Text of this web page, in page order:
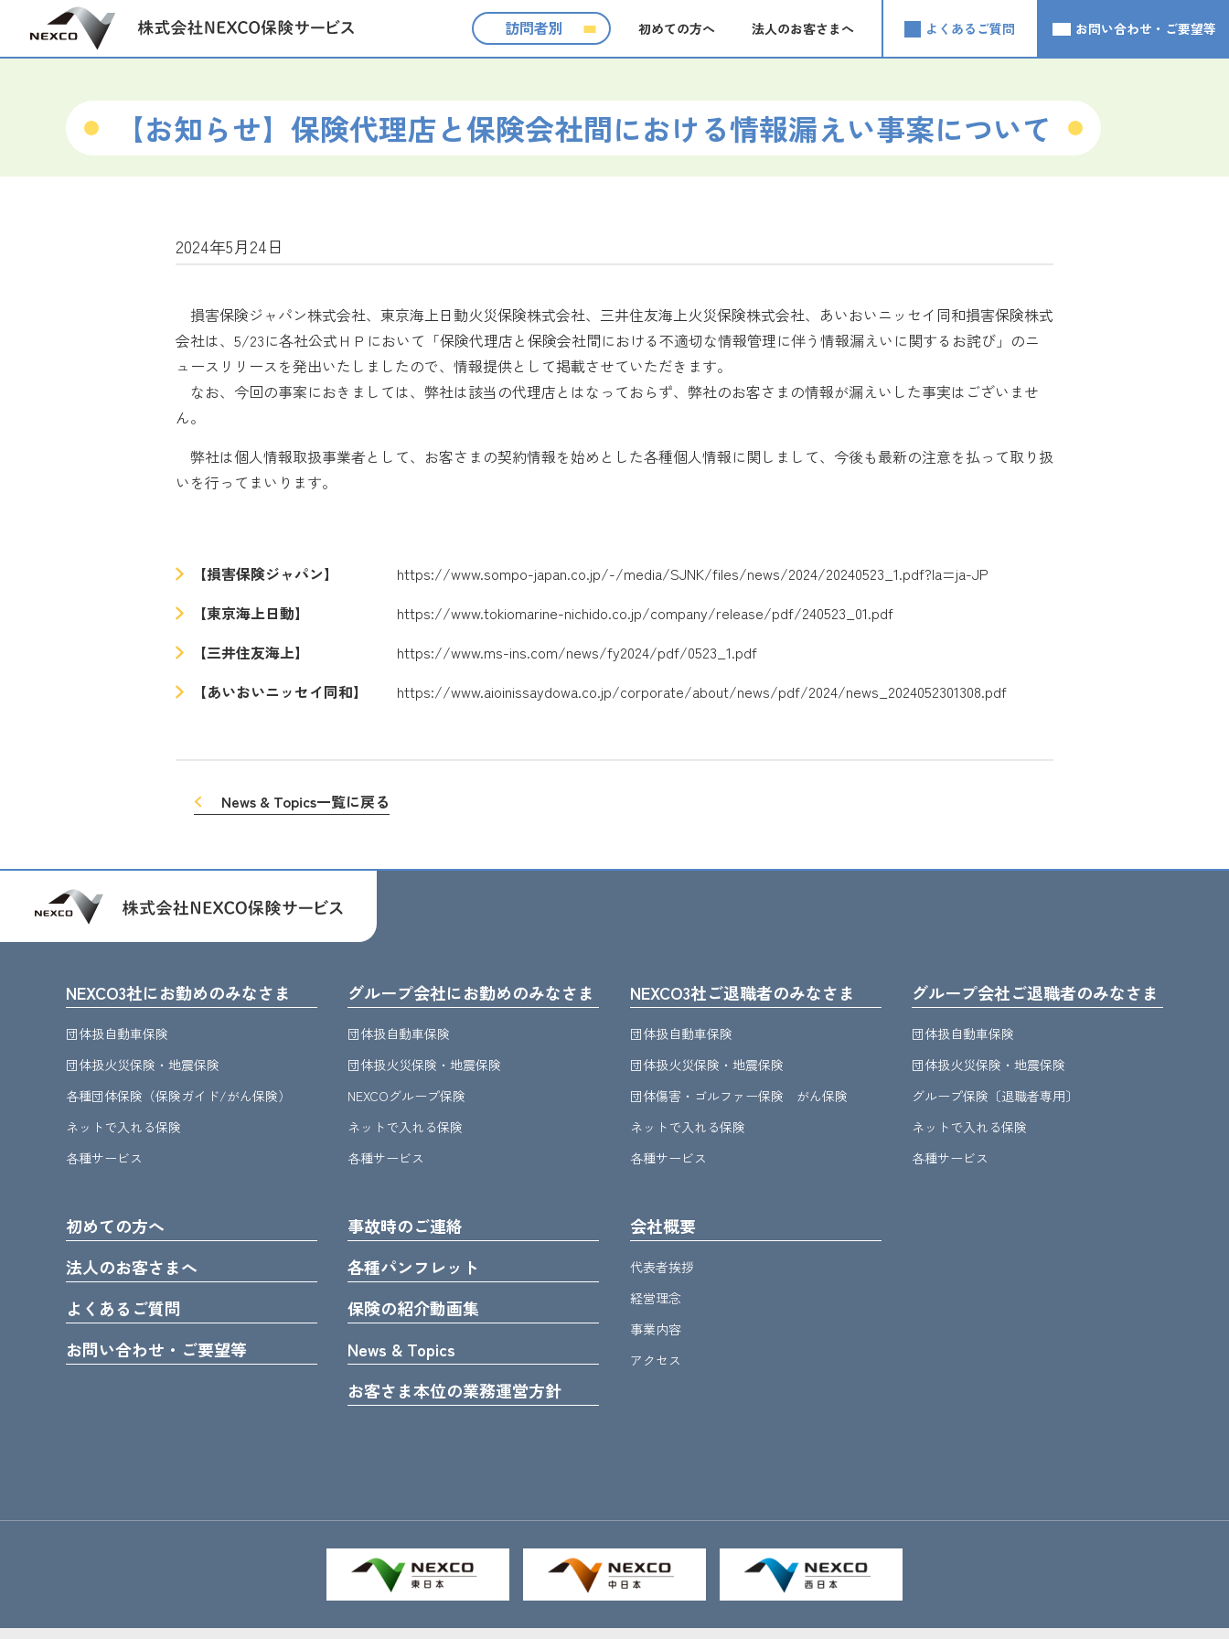
訪問者別 初めての方へ 法人のお客さまへ よくあるご質問 お問い合わせ・ご要望等
【お知らせ】保険代理店と保険会社間における情報漏えい事案について
2024年5月24日
損害保険ジャパン株式会社、東京海上日動火災保険株式会社、三井住友海上火災保険株式会社、あいおいニッセイ同和損害保険株式
会社は、5/23に各社公式ＨＰにおいて「保険代理店と保険会社間における不適切な情報管理に伴う情報漏えいに関するお詫び」のニ
ュースリリースを発出いたしましたので、情報提供として掲載させていただきます。
なお、今回の事案におきましては、弊社は該当の代理店とはなっておらず、弊社のお客さまの情報が漏えいした事実はございませ
ん。
弊社は個人情報取扱事業者として、お客さまの契約情報を始めとした各種個人情報に関しまして、今後も最新の注意を払って取り扱
いを行ってまいります。
【損害保険ジャパン】
https://www.sompo-japan.co.jp/-/media/SJNK/files/news/2024/20240523_1.pdf?la=ja-JP
【東京海上日動】
https://www.tokiomarine-nichido.co.jp/company/release/pdf/240523_01.pdf
【三井住友海上】
https://www.ms-ins.com/news/fy2024/pdf/0523_1.pdf
【あいおいニッセイ同和】
https://www.aioinissaydowa.co.jp/corporate/about/news/pdf/2024/news_2024052301308.pdf
News & Topics一覧に戻る
NEXCO3社にお勤めのみなさま
団体扱自動車保険
団体扱火災保険・地震保険
各種団体保険（保険ガイド/がん保険）
ネットで入れる保険
各種サービス
グループ会社にお勤めのみなさま
団体扱自動車保険
団体扱火災保険・地震保険
NEXCOグループ保険
ネットで入れる保険
各種サービス
NEXCO3社ご退職者のみなさま
団体扱自動車保険
団体扱火災保険・地震保険
団体傷害・ゴルファー保険 がん保険
ネットで入れる保険
各種サービス
グループ会社ご退職者のみなさま
団体扱自動車保険
団体扱火災保険・地震保険
グループ保険〔退職者専用〕
ネットで入れる保険
各種サービス
初めての方へ
法人のお客さまへ
よくあるご質問
お問い合わせ・ご要望等
事故時のご連絡
各種パンフレット
保険の紹介動画集
News & Topics
お客さま本位の業務運営方針
会社概要
代表者挨拶
経営理念
事業内容
アクセス